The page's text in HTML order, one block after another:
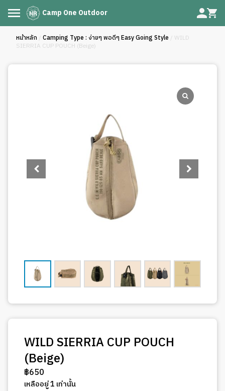
Camp One Outdoor
หน้าหลัก / Camping Type : ง่ายๆ พอดีๆ Easy Going Style / WILD
SIERRIA CUP POUCH (Beige)
WILD SIERRIA CUP POUCH
(Beige)
฿650
เหลืออยู่ 1 เท่านั้น